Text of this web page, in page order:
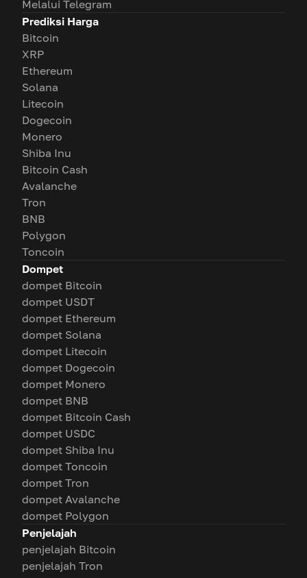
Melalui Telegram
Prediksi Harga
Bitcoin
XRP
Ethereum
Solana
Litecoin
Dogecoin
Monero
Shiba Inu
Bitcoin Cash
Avalanche
Tron
BNB
Polygon
Toncoin
Dompet
dompet Bitcoin
dompet USDT
dompet Ethereum
dompet Solana
dompet Litecoin
dompet Dogecoin
dompet Monero
dompet BNB
dompet Bitcoin Cash
dompet USDC
dompet Shiba Inu
dompet Toncoin
dompet Tron
dompet Avalanche
dompet Polygon
Penjelajah
penjelajah Bitcoin
penjelajah Tron